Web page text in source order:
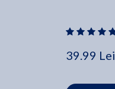
39.99 Lei